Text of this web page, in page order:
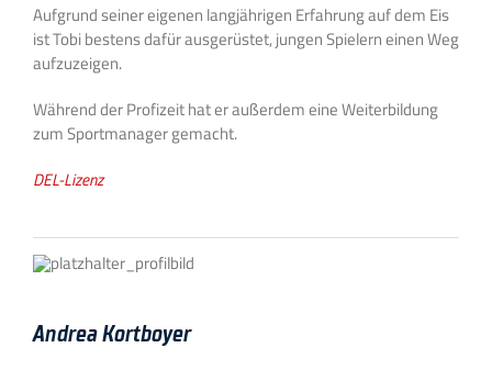
Aufgrund seiner eigenen langjährigen Erfahrung auf dem Eis
ist Tobi bestens dafür ausgerüstet, jungen Spielern einen Weg
aufzuzeigen.
Während der Profizeit hat er außerdem eine Weiterbildung
zum Sportmanager gemacht.
DEL-Lizenz
Andrea Kortboyer